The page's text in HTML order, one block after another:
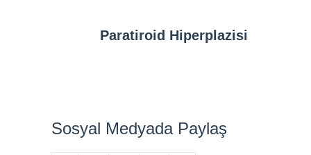
Paratiroid Hiperplazisi
Sosyal Medyada Paylaş